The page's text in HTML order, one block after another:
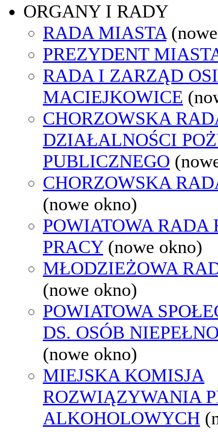
ORGANY I RADY
RADA MIASTA
PREZYDENT
RADA I ZARZĄD
MACIEJKOWICE
CHORZOWSKA
DZIAŁALNOŚCI
PUBLICZNEGO
CHORZOWSKA
(nowe okno)
POWIATOWA RADA
PRACY (nowe okno)
MŁODZIEŻOWA
(nowe okno)
POWIATOWA
DS. OSÓB
(nowe okno)
MIEJSKA KOMISJA
ROZWIĄZYWANIA
ALKOHOLOWYCH